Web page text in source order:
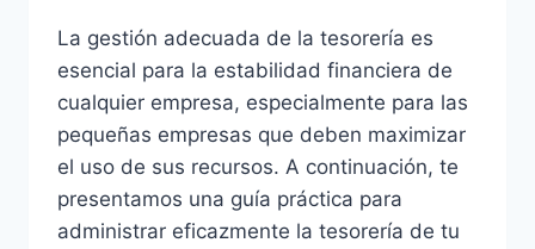
La gestión adecuada de la tesorería es
esencial para la estabilidad financiera de
cualquier empresa, especialmente para las
pequeñas empresas que deben maximizar
el uso de sus recursos. A continuación, te
presentamos una guía práctica para
administrar eficazmente la tesorería de tu